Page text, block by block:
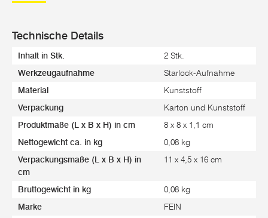
Technische Details
Inhalt in Stk. 2 Stk.
Werkzeugaufnahme Starlock-Aufnahme
Material Kunststoff
Verpackung Karton und Kunststoff
Produktmaße (L x B x H) in cm 8 x 8 x 1,1 cm
Nettogewicht ca. in kg 0,08 kg
Verpackungsmaße (L x B x H) in
cm
11 x 4,5 x 16 cm
Bruttogewicht in kg 0,08 kg
Marke FEIN